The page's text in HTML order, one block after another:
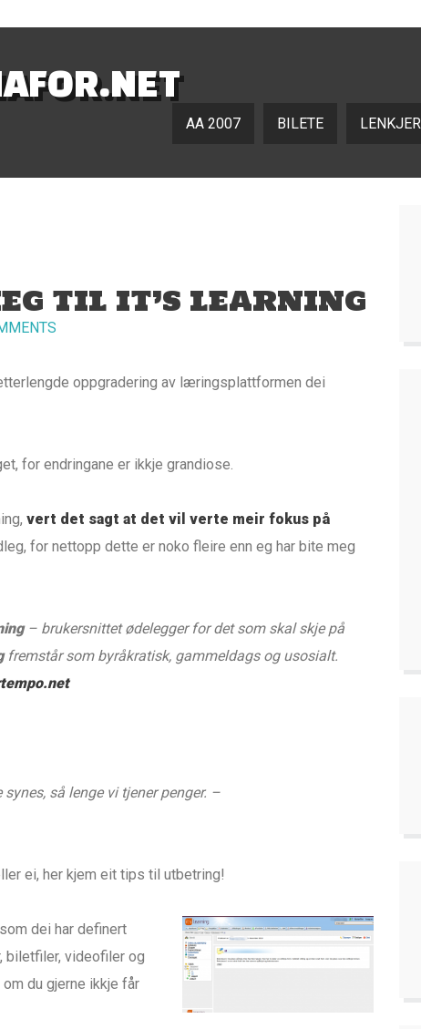
AA 2007 BILETE LENKJER
TIL IT’S LEARNING
oppgradering av læringsplattformen dei
for endringane er ikkje grandiose.
vert det sagt at det vil verte meir fokus på
for nettopp dette er noko fleire enn eg har bite meg
– brukersnittet ødelegger for det som skal skje på
fremstår som byråkratisk, gammeldags og usosialt.
så lenge vi tjener penger. –
ei, her kjem eit tips til utbetring!
dei har definert
biletfiler, videofiler og
du gjerne ikkje får